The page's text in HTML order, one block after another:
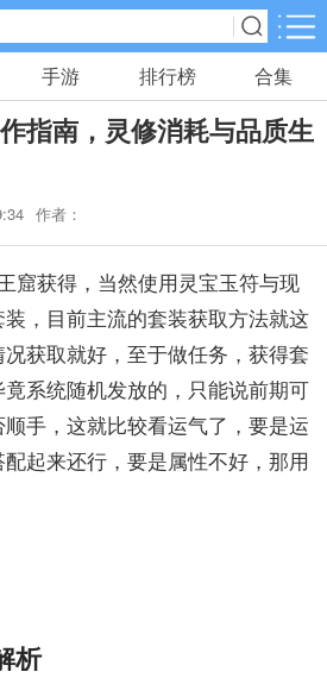
应用分类
休闲益智
角色扮演
飞行射击
27款手游
动作格斗
25款手游
体育竞速
冒险解谜
音乐舞蹈
1款手游
儿童教育
2款手游
手游 排行榜 合集
指南，灵修消耗与品质生
作者：
窟获得，当然使用灵宝玉符与现
，目前主流的套装获取方法就这
获取就好，至于做任务，获得套
系统随机发放的，只能说前期可
手，这就比较看运气了，要是运
起来还行，要是属性不好，那用
析